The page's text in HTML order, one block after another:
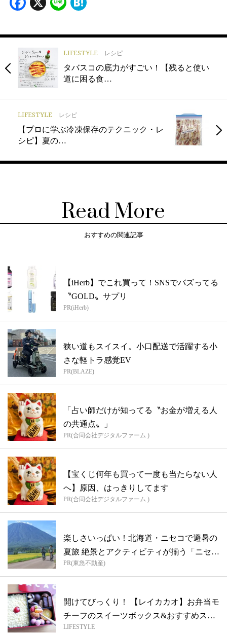
LIFESTYLE レシピ
タバスコの底力がすごい！【残ると使い
道に困る食…
LIFESTYLE レシピ
【プロに学ぶ冷凍保存のテクニック・レ
シピ】夏の…
Read More
おすすめの関連記事
【iHerb】でこれ買って！SNSでバズってる
〝GOLD〟サプリ
PR(iHerb)
狭い道もスイスイ。小口配送で活躍する小
さな軽トラ感覚EV
PR(BLAZE)
「占い師だけが知ってる〝お金が増える人
の共通点〟」
PR(合同会社デジタルファーム )
【宝くじ何年も買って一度も当たらない人
へ】原因、はっきりしてます
PR(合同会社デジタルファーム )
楽しさいっぱい！北海道・ニセコで避暑の
夏旅 絶景とアクティビティが揃う「ニセコ
東...
PR(東急不動産)
開けてびっくり！ 【レイカカオ】お弁当モ
チーフのスイーツボックス&おすすめスイ
ー...
LIFESTYLE